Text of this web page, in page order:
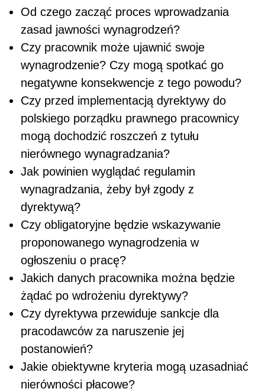
Od czego zacząć proces wprowadzania
zasad jawności wynagrodzeń?
Czy pracownik może ujawnić swoje
wynagrodzenie? Czy mogą spotkać go
negatywne konsekwencje z tego powodu?
Czy przed implementacją dyrektywy do
polskiego porządku prawnego pracownicy
mogą dochodzić roszczeń z tytułu
nierównego wynagradzania?
Jak powinien wyglądać regulamin
wynagradzania, żeby był zgody z
dyrektywą?
Czy obligatoryjne będzie wskazywanie
proponowanego wynagrodzenia w
ogłoszeniu o pracę?
Jakich danych pracownika można będzie
żądać po wdrożeniu dyrektywy?
Czy dyrektywa przewiduje sankcje dla
pracodawców za naruszenie jej
postanowień?
Jakie obiektywne kryteria mogą uzasadniać
nierówności płacowe?